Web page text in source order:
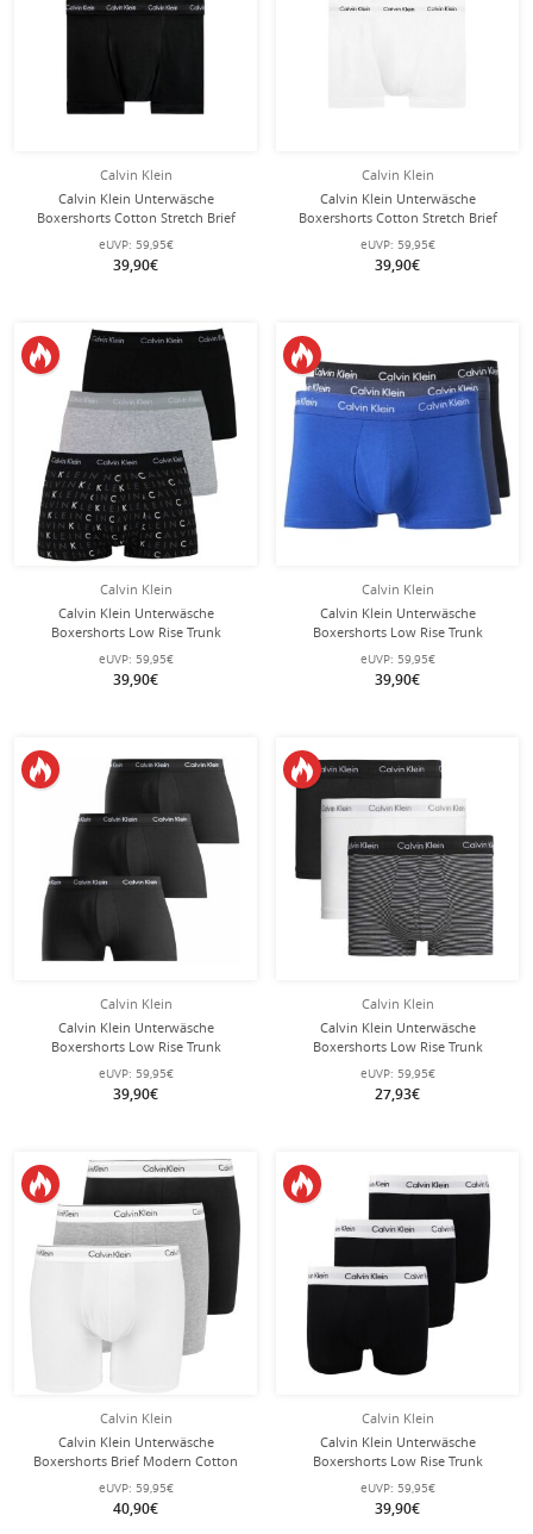
Calvin Klein
Calvin Klein Unterwäsche
Boxershorts Cotton Stretch Brief
(Baumwolle) schwarz/schwarz
Herren - 3 Stück
eUVP: 59,95€
39,90€
Calvin Klein
Calvin Klein Unterwäsche
Boxershorts Cotton Stretch Brief
(Baumwolle) weiss Herren - 3 Stück
eUVP: 59,95€
39,90€
Calvin Klein
Calvin Klein Unterwäsche
Boxershorts Low Rise Trunk
(Baumwolle) mehrfarbig
grau/schwarz Herren - 3 Stück
eUVP: 59,95€
39,90€
Calvin Klein
Calvin Klein Unterwäsche
Boxershorts Low Rise Trunk
(Baumwolle) mehrfarbig
schwarz/blau Herren - 3 Stück
eUVP: 59,95€
39,90€
Calvin Klein
Calvin Klein Unterwäsche
Boxershorts Low Rise Trunk
(Baumwolle) schwarz/schwarz
Herren - 3 Stück
eUVP: 59,95€
39,90€
Calvin Klein
Calvin Klein Unterwäsche
Boxershorts Low Rise Trunk
(Baumwolle) mehrfarbig Stripes
weiss/schwarz Herren - 3 Stück
eUVP: 59,95€
27,93€
Calvin Klein
Calvin Klein Unterwäsche
Boxershorts Brief Modern Cotton
(Baumwolle) mehrfarbig
schwarz/weiss/grau Herren - 3 Stück
eUVP: 59,95€
40,90€
Calvin Klein
Calvin Klein Unterwäsche
Boxershorts Low Rise Trunk
(Baumwolle) schwarz/weiss Herren -
3 Stück
eUVP: 59,95€
39,90€